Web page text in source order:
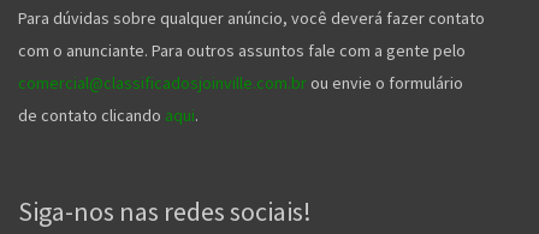
Para dúvidas sobre qualquer anúncio, você deverá fazer contato
com o anunciante. Para outros assuntos fale com a gente pelo
comercial@classificadosjoinville.com.br ou envie o formulário
de contato clicando aqui.
Siga-nos nas redes sociais!